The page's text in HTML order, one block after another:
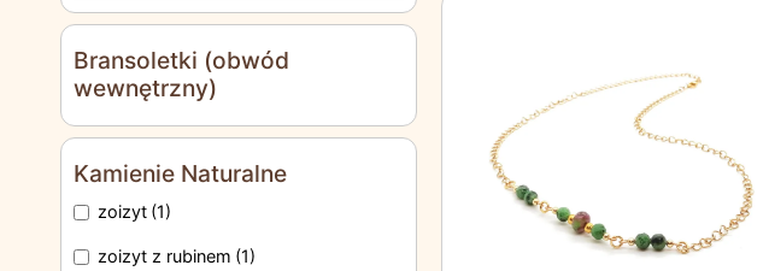
Bransoletki (obwód
wewnętrzny)
Kamienie Naturalne
zoizyt (1)
zoizyt z rubinem (1)